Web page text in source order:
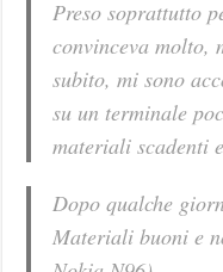
Preso soprattutto
convinceva molto,
subito, mi sono
su un terminale
materiali scadenti
Dopo qualche
Materiali buoni e